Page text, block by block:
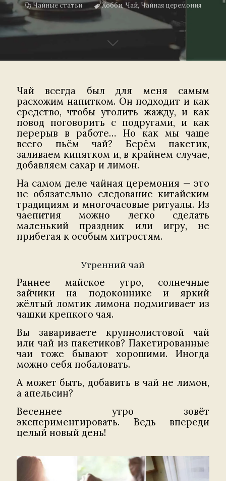
Чайные статьи Хобби,Чай, Чайная церемония
Чай всегда был для меня самым
расхожим напитком. Он подходит и как
средство, чтобы утолить жажду, и как
повод поговорить с подругами, и как
перерыв в работе… Но как мы чаще
всего пьём чай? Берём пакетик,
заливаем кипятком и, в крайнем случае,
добавляем сахар и лимон.
На самом деле чайная церемония — это
не обязательно следование китайским
традициям и многочасовые ритуалы. Из
чаепития можно легко сделать
маленький праздник или игру, не
прибегая к особым хитростям.
Утренний чай
Раннее майское утро, солнечные
зайчики на подоконнике и яркий
жёлтый ломтик лимона подмигивает из
чашки крепкого чая.
Вы завариваете крупнолистовой чай
или чай из пакетиков? Пакетированные
чаи тоже бывают хорошими. Иногда
можно себя побаловать.
А может быть, добавить в чай не лимон,
а апельсин?
Весеннее утро зовёт
экспериментировать. Ведь впереди
целый новый день!